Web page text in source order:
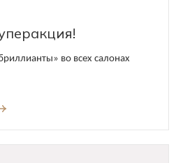
во всех салонах